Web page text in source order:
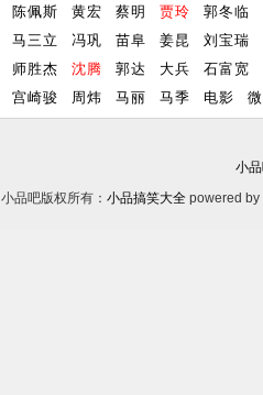
陈佩斯 黄宏 蔡明 贾玲
郭冬临
马三立
冯巩 苗阜 姜昆
刘宝瑞
师胜杰
沈腾 郭达 大兵
石富宽
宫崎骏
周炜 马丽 马季 电影
小
小品吧版权所有： 小品搞笑大全 powered by